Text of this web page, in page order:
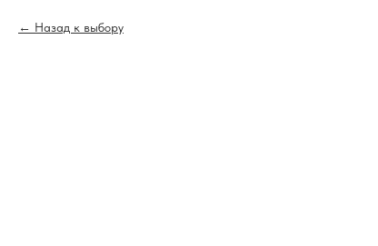
Назад к выбору